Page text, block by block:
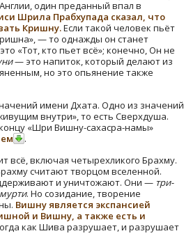
один преданный впал в
Шрила Прабхупада сказал, что
Кришну.Если такой человек пьёт
— то однажды он станет
«Тот, кто пьет всё»; конечно, Он не
— это напиток, который делают из
но это опьянение также
имени Дхата. Одно из значений
внутри», то есть Сверхдуша.
«Шри Вишну-сахасра-намы»
.
всё, включая четырехликого Брахму.
считают творцом вселенной.
и уничтожают. Они — три-
. Но созидание, творение
Вишну является экспансией
и Вишну, а также есть и
как Шива разрушает, и разрушает